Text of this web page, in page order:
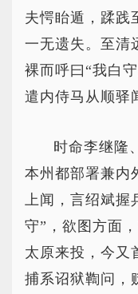
夫愕眙遁，蹂践
一无遗失。至清
裸而呼曰“我白
遣内侍马从顺驿
时命李继隆
本州都部署兼内
上闻，言绍斌握
守”，欲图方面
太原来投，今又
捕系诏狱鞫问，